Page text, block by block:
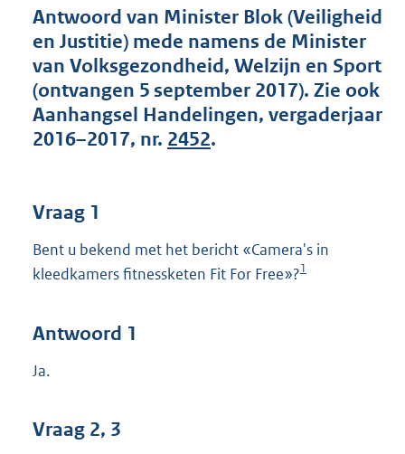
4
4
b
Antwoord van Minister Blok (Veiligheid
en Justitie) mede namens de Minister
van Volksgezondheid, Welzijn en Sport
(ontvangen 5 september 2017). Zie ook
Aanhangsel Handelingen, vergaderjaar
2016–2017, nr. 2452.
Vraag 1
Bent u bekend met het bericht «Camera's in
kleedkamers fitnessketen Fit For Free»?1
Antwoord 1
Ja.
Vraag 2, 3